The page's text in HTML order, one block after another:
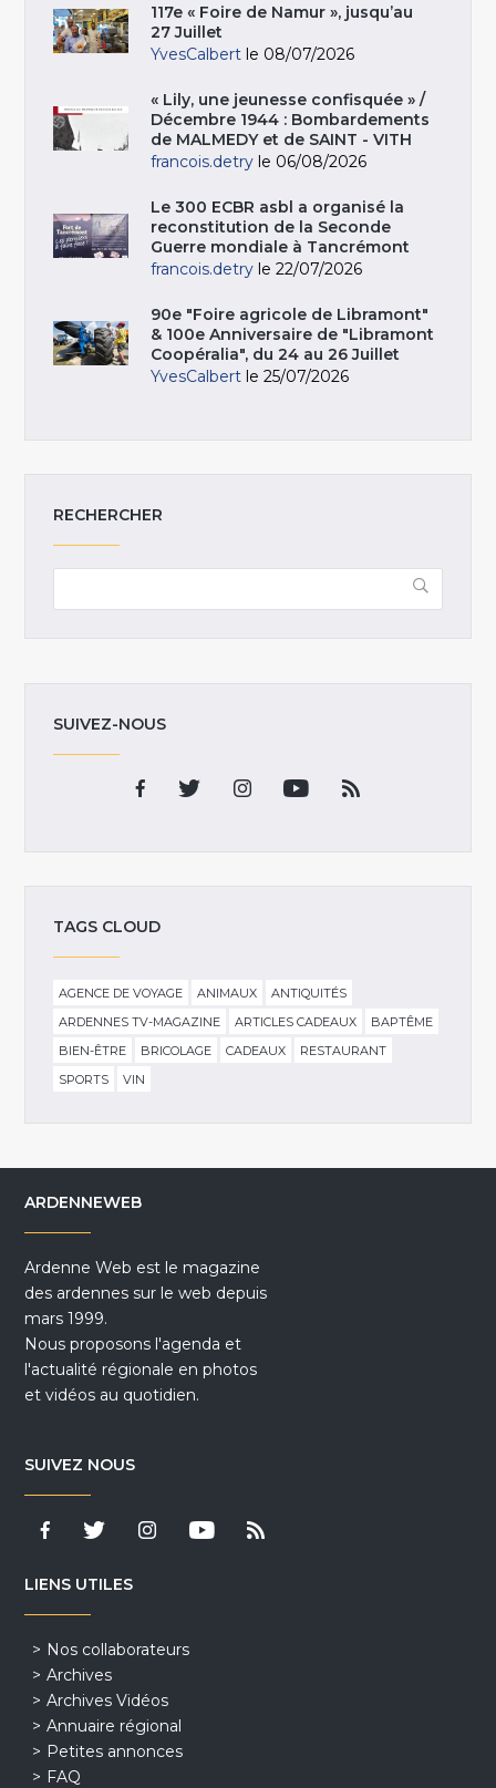
117e « Foire de Namur », jusqu’au
27 Juillet
YvesCalbert le 08/07/2026
« Lily, une jeunesse confisquée » /
Décembre 1944 : Bombardements
de MALMEDY et de SAINT - VITH
francois.detry le 06/08/2026
Le 300 ECBR asbl a organisé la
reconstitution de la Seconde
Guerre mondiale à Tancrémont
francois.detry le 22/07/2026
90e "Foire agricole de Libramont"
& 100e Anniversaire de "Libramont
Coopéralia", du 24 au 26 Juillet
YvesCalbert le 25/07/2026
RECHERCHER
SUIVEZ-NOUS
TAGS CLOUD
AGENCE DE VOYAGE ANIMAUX
ANTIQUITÉS
ARDENNES TV-MAGAZINE
ARTICLES CADEAUX
BAPTÊME
BIEN-ÊTRE
BRICOLAGE CADEAUX
RESTAURANT
SPORTS
VIN
ARDENNEWEB
Ardenne Web est le magazine
des ardennes sur le web depuis
mars 1999.
Nous proposons l'agenda et
l'actualité régionale en photos
et vidéos au quotidien.
SUIVEZ NOUS
LIENS UTILES
Nos collaborateurs
Archives
Archives Vidéos
Annuaire régional
Petites annonces
FAQ